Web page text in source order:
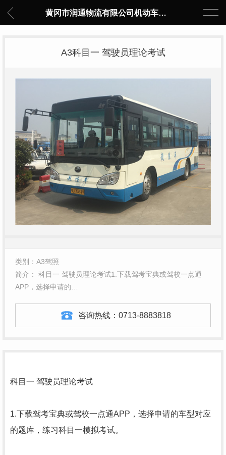
黄冈市润通物流有限公司机动车驾驶员培训中心
A3科目一 驾驶员理论考试
类别：A3驾照
简介： 科目一 驾驶员理论考试1.下载驾考宝典或驾校一点通
APP，选择申请的…
咨询热线： 0713-8883818
科目一 驾驶员理论考试
1.下载驾考宝典或驾校一点通APP，选择申请的车型对应
的题库，练习科目一模拟考试。